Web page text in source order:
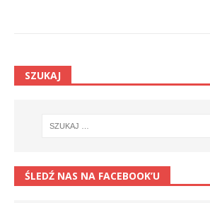
SZUKAJ
ŚLEDŹ NAS NA FACEBOOK’U